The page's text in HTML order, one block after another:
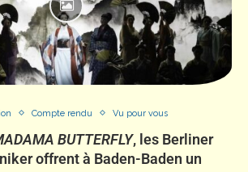
Compte rendu Vu pour vous
BUTTERFLY, les Berliner
offrent à Baden-Baden un